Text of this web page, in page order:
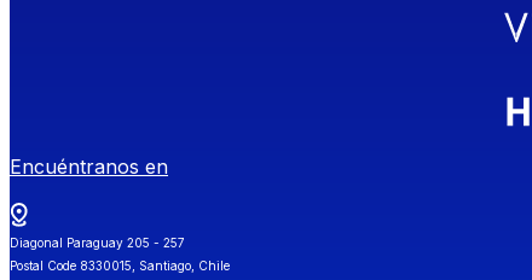
Encuéntranos en
Diagonal Paraguay 205 - 257
Postal Code 8330015, Santiago, Chile